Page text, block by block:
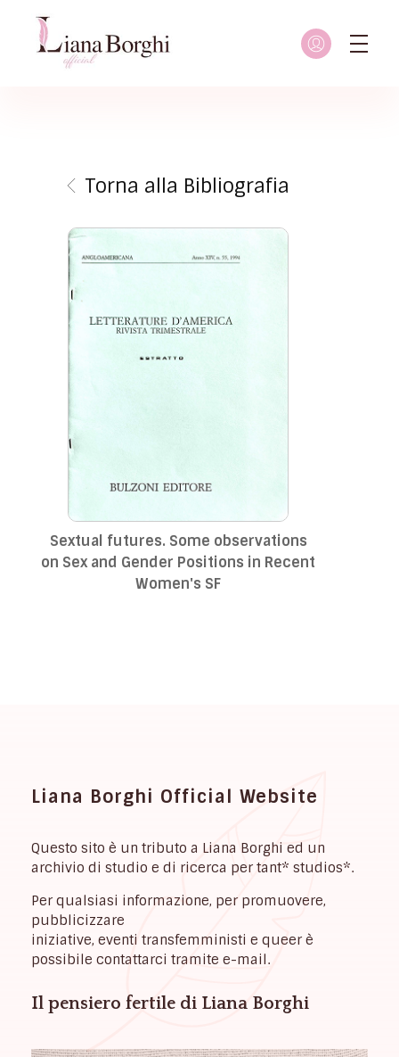
Torna alla Bibliografia
Sextual futures. Some observations
on Sex and Gender Positions in Recent
Women's SF
Liana Borghi Official Website
Questo sito è un tributo a Liana Borghi ed un
archivio di studio e di ricerca per tant* studios*.
Per qualsiasi informazione, per promuovere,
pubblicizzare
iniziative, eventi transfemministi e queer è
possibile contattarci tramite e-mail.
Il pensiero fertile di Liana Borghi